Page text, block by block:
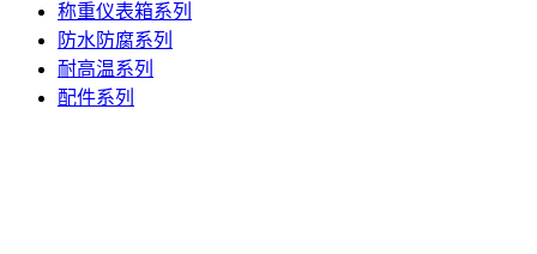
称重仪表箱系列
防水防腐系列
耐高温系列
配件系列